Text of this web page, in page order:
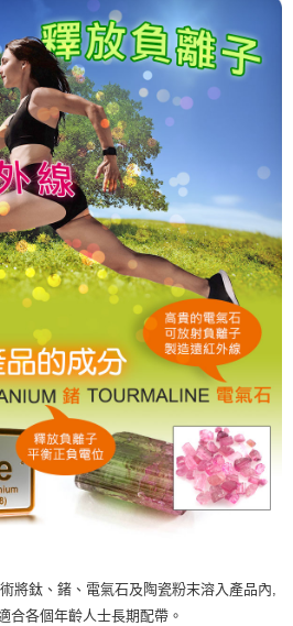
將鈦、鍺、電氣石及陶瓷粉末溶入產品內,
合各個年齡人士長期配帶。